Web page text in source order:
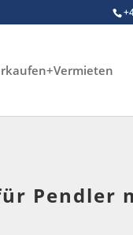
Pendler